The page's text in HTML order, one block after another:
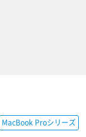
MacBook Proシリーズ